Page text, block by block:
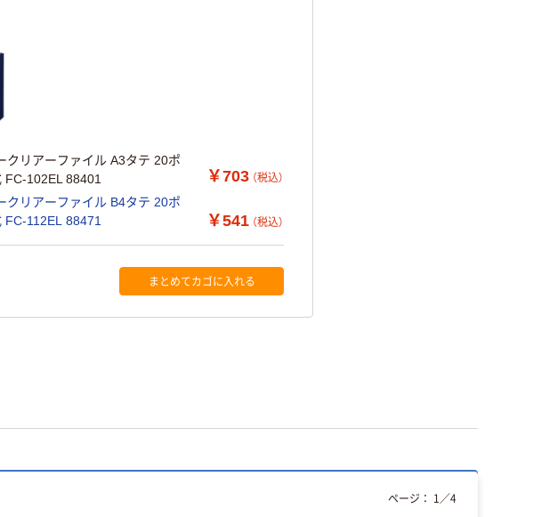
クリアーファイル A3タテ 20ポ
FC-102EL 88401
￥703 （税込）
クリアーファイル B4タテ 20ポ
FC-112EL 88471
￥541 （税込）
まとめてカゴに入れる
ページ： 1 ／4